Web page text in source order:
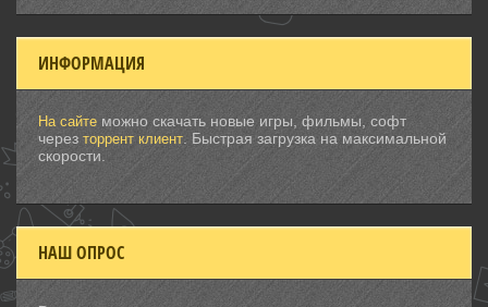
ИНФОРМАЦИЯ
На сайте можно скачать новые игры, фильмы, софт
через торрент клиент . Быстрая загрузка на максимальной
скорости.
НАШ ОПРОС